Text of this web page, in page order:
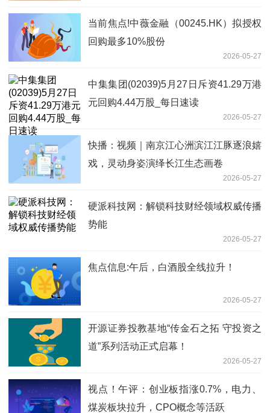
当前焦点!中薇金融（00245.HK）拟授权
回购最多10%股份
2026-05-27
中集集团(02039)5月27日斥资41.29万港
元回购4.44万股_每日速读
2026-05-27
快播：视频｜南京江心洲滨江江豚逐浪嬉
戏，灵动身姿演绎长江生态画卷
2026-05-27
硬派科技网：解锁科技财经领域权威传播
势能
2026-05-27
焦点信息:午后，白酒股全线拉升！
2026-05-27
开源证券投教基地“传金石之拓 守投资之
道”系列活动正式启幕！
2026-05-27
视点！午评：创业板指涨0.7%，电力、
煤炭板块拉升，CPO概念等活跃